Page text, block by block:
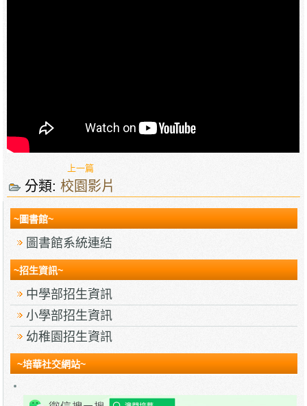
上一篇
分類:校園影片
~圖書館~
圖書館系統連結
~招生資訊~
中學部招生資訊
小學部招生資訊
幼稚園招生資訊
~培華社交網站~